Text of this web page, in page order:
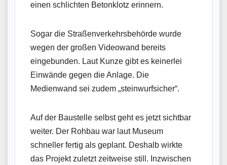
einen schlichten Betonklotz erinnern.
Sogar die Straßenverkehrsbehörde wurde
wegen der großen Videowand bereits
eingebunden. Laut Kunze gibt es keinerlei
Einwände gegen die Anlage. Die
Medienwand sei zudem „steinwurfsicher“.
Auf der Baustelle selbst geht es jetzt sichtbar
weiter. Der Rohbau war laut Museum
schneller fertig als geplant. Deshalb wirkte
das Projekt zuletzt zeitweise still. Inzwischen